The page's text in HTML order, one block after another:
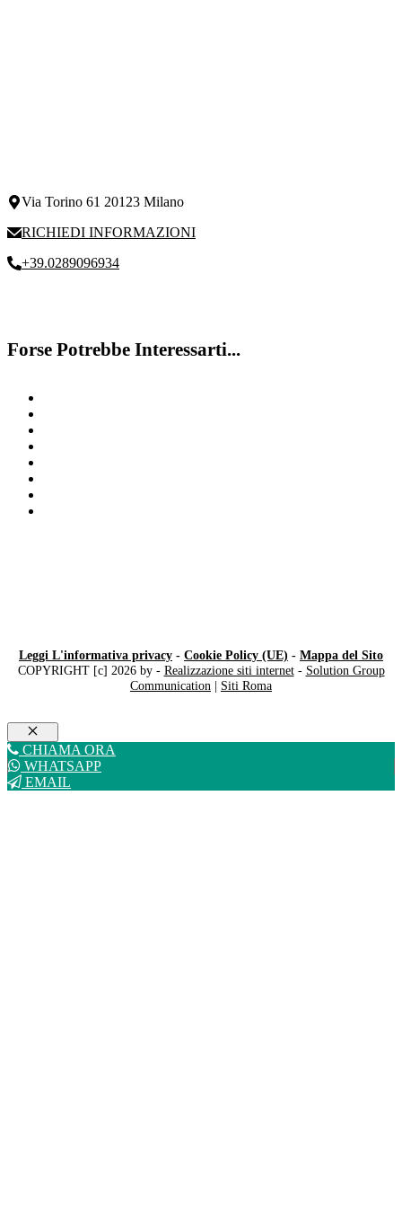
Via Torino 61 20123 Milano
RICHIEDI INFORMAZIONI
+39.0289096934
Forse Potrebbe Interessarti...
Leggi L'informativa privacy - Cookie Policy (UE) - Mappa del Sito
COPYRIGHT [c] 2026 by - Realizzazione siti internet- Solution Group
Communication | Siti Roma
Chiudi
CHIAMA ORA
WHATSAPP
EMAIL